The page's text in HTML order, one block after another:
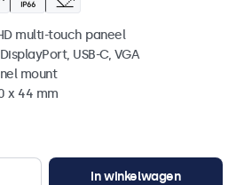
multi-touch paneel
USB-C, VGA
mount
x 44 mm
In winkelwagen